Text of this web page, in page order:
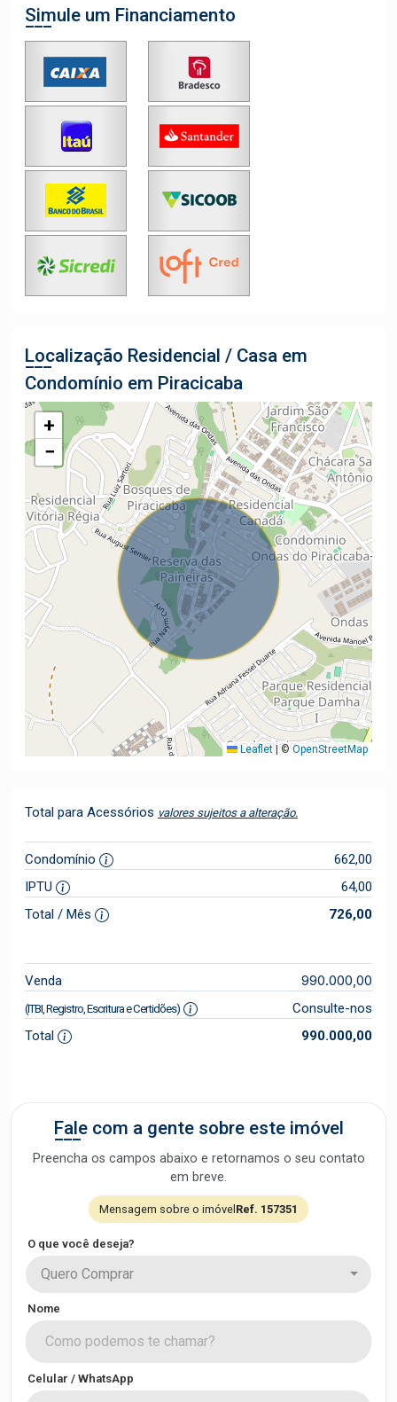
Simule um Financiamento
Localização Residencial / Casa em
Condomínio em Piracicaba
+
−
Leaflet ©OpenStreetMap
Total para Acessórios valores sujeitos a alteração.
Condomínio
662,00
IPTU
64,00
Total / Mês
726,00
Venda 990.000,00
(ITBI, Registro, Escritura e Certidões)
Consulte-nos
Total
990.000,00
Fale com a gente sobre este imóvel
Preencha os campos abaixo e retornamos o seu contato
em breve.
Mensagem sobre o imóvel Ref. 157351
O que você deseja?
Quero Comprar
Nome
Celular / WhatsApp